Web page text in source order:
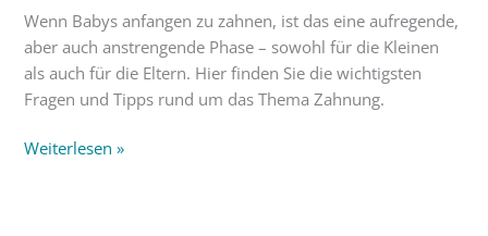
Wenn Babys anfangen zu zahnen, ist das eine aufregende,
aber auch anstrengende Phase – sowohl für die Kleinen
als auch für die Eltern. Hier finden Sie die wichtigsten
Fragen und Tipps rund um das Thema Zahnung.
Weiterlesen »